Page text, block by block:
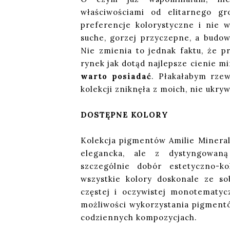
właściwościami od elitarnego
preferencje kolorystyczne i nie
suche, gorzej przyczepne, a
Nie zmienia to jednak faktu, że
rynek jak dotąd najlepsze cienie
warto posiadać. Płakałabym
kolekcji zniknęła z moich, nie
DOSTĘPNE KOLORY
Kolekcja pigmentów Amilie
elegancka, ale z
szczególnie dobór estetyczno-
wszystkie kolory doskonale ze
częstej i oczywistej
możliwości wykorzystania
codziennych kompozycjach.